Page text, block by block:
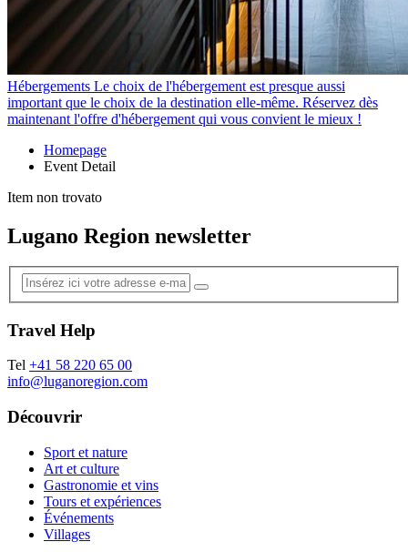
Hébergements Le choix de l'hébergement est presque aussi
important que le choix de la destination elle-même. Réservez dès
maintenant l'offre d'hébergement qui vous convient le mieux !
Homepage
Event Detail
Item non trovato
Lugano Region newsletter
Travel Help
Tel +41 58 220 65 00
info@luganoregion.com
Découvrir
Sport et nature
Art et culture
Gastronomie et vins
Tours et expériences
Événements
Villages